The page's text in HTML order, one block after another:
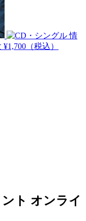
情
¥1,700（税込）
ト オンライ